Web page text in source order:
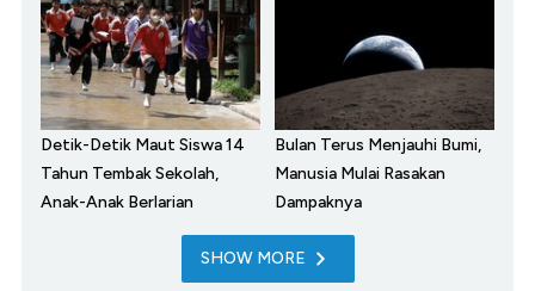
Detik-Detik Maut Siswa 14
Tahun Tembak Sekolah,
Anak-Anak Berlarian
Bulan Terus Menjauhi Bumi,
Manusia Mulai Rasakan
Dampaknya
SHOW MORE